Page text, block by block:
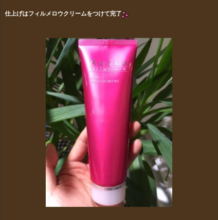
仕上げはフィルメロウクリームをつけて完了